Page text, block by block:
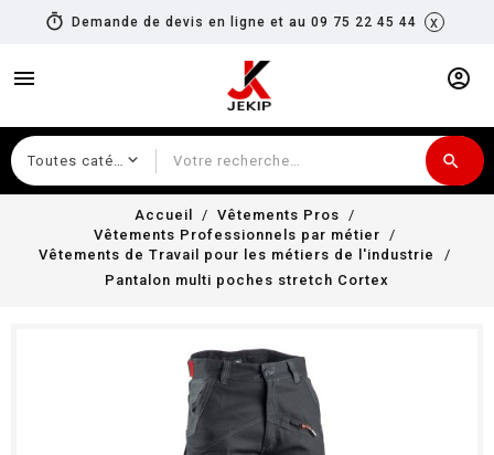
timer Demande de devis en ligne et au 09 75 22 45 44 x
menu account_circle
search
Accueil
Vêtements Pros
Vêtements Professionnels par métier
Vêtements de Travail pour les métiers de l'industrie
Pantalon multi poches stretch Cortex